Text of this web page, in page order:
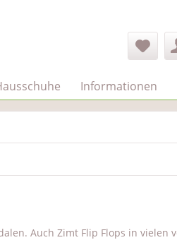
Informationen
Auch Zimt Flip Flops in vielen